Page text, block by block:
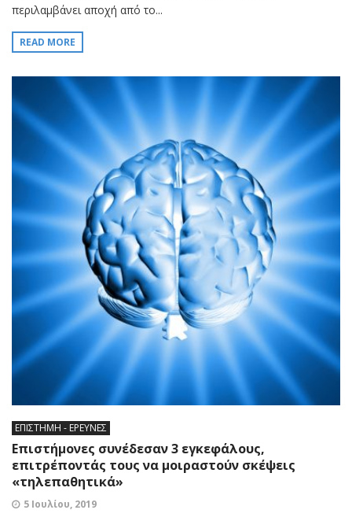
περιλαμβάνει αποχή από το...
READ MORE
ΕΠΙΣΤΗΜΗ - ΕΡΕΥΝΕΣ
Επιστήμονες συνέδεσαν 3 εγκεφάλους,
επιτρέποντάς τους να μοιραστούν σκέψεις
«τηλεπαθητικά»
5 Ιουλίου, 2019